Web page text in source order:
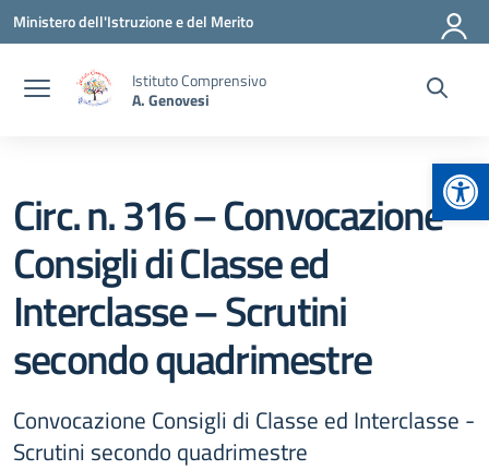
Vai ai contenuti
Vai al menu di navigazione
Vai al footer
Ministero dell'Istruzione e del Merito
Istituto Comprensivo
A. Genovesi
Circ. n. 316 – Convocazione
Consigli di Classe ed
Interclasse – Scrutini
secondo quadrimestre
Convocazione Consigli di Classe ed Interclasse -
Scrutini secondo quadrimestre